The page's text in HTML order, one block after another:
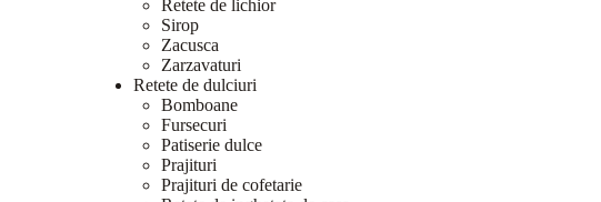
Retete de lichior
Sirop
Zacusca
Zarzavaturi
Retete de dulciuri
Bomboane
Fursecuri
Patiserie dulce
Prajituri
Prajituri de cofetarie